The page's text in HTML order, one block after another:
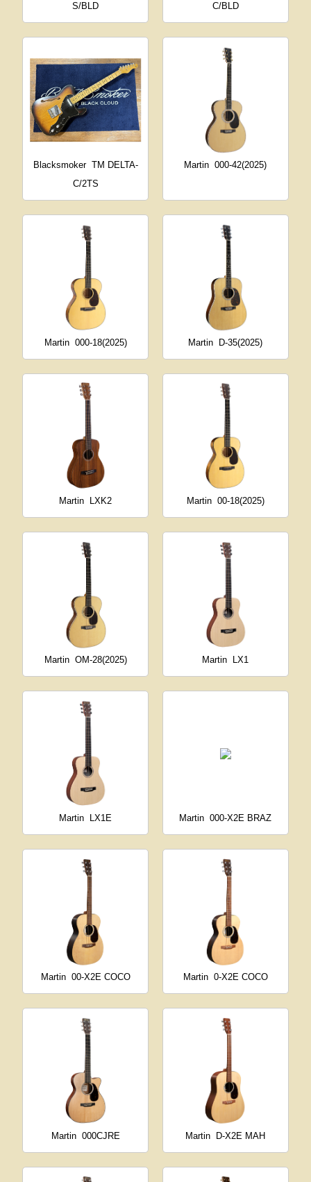
S/BLD
C/BLD
Blacksmoker TM DELTA-
C/2TS
Martin 000-42(2025)
Martin 000-18(2025) Martin D-35(2025)
Martin LXK2 Martin 00-18(2025)
Martin OM-28(2025) Martin LX1
Martin LX1E Martin 000-X2E BRAZ
Martin 00-X2E COCO Martin 0-X2E COCO
Martin 000CJRE Martin D-X2E MAH